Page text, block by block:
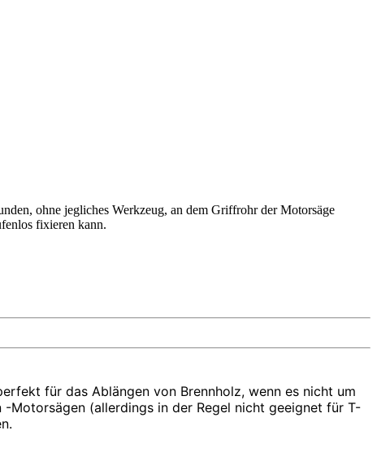
ohne jegliches Werkzeug, an dem Griffrohr der Motorsäge
fixieren kann.
für das Ablängen von Brennholz, wenn es nicht um
Motorsägen (allerdings in der Regel nicht geeignet für T-